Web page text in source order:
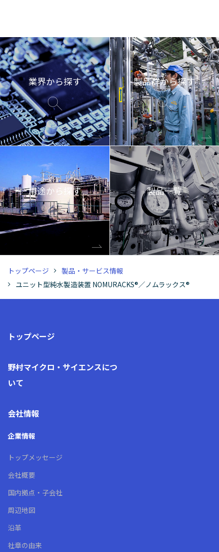
業界から探す 製品群から探す
用途から探す 製品一覧
トップページ
製品・サービス情報
ユニット型純水製造装置 NOMURACKS®／ノムラックス®
トップページ
野村マイクロ・サイエンスにつ
いて
会社情報
企業情報
トップメッセージ
会社概要
国内拠点・子会社
周辺地図
沿革
社章の由来